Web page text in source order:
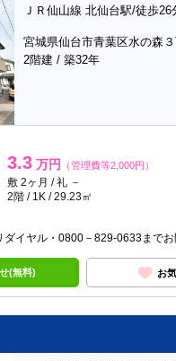
ＪＲ仙山線 北仙台駅/徒歩26
宮城県仙台市青葉区水の森
2階建 / 築32年
3.3 万円 （管理費等2,000円）
敷 2ヶ月 / 礼 －
2階 / 1K / 29.23㎡
ダイヤル・0800－829-0633まで
(無料) お